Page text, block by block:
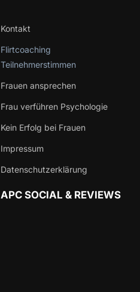
Kontakt
Flirtcoaching
Teilnehmerstimmen
Frauen ansprechen
Frau verführen Psychologie
Kein Erfolg bei Frauen
Impressum
Datenschutzerklärung
APC SOCIAL & REVIEWS